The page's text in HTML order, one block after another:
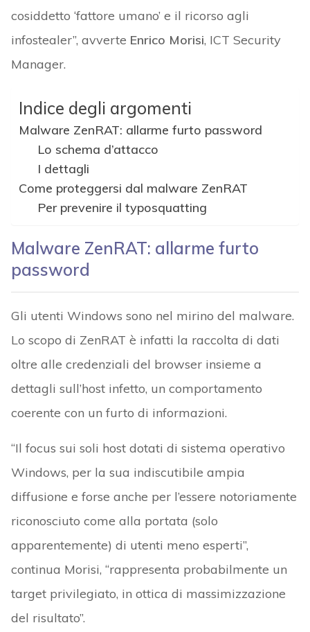
cosiddetto ‘fattore umano’ e il ricorso agli
infostealer”, avverte Enrico Morisi, ICT Security
Manager.
Indice degli argomenti
Malware ZenRAT: allarme furto password
Lo schema d’attacco
I dettagli
Come proteggersi dal malware ZenRAT
Per prevenire il typosquatting
Malware ZenRAT: allarme furto
password
Gli utenti Windows sono nel mirino del malware.
Lo scopo di ZenRAT è infatti la raccolta di dati
oltre alle credenziali del browser insieme a
dettagli sull’host infetto, un comportamento
coerente con un furto di informazioni.
“Il focus sui soli host dotati di sistema operativo
Windows, per la sua indiscutibile ampia
diffusione e forse anche per l’essere notoriamente
riconosciuto come alla portata (solo
apparentemente) di utenti meno esperti”,
continua Morisi, “rappresenta probabilmente un
target privilegiato, in ottica di massimizzazione
del risultato”.